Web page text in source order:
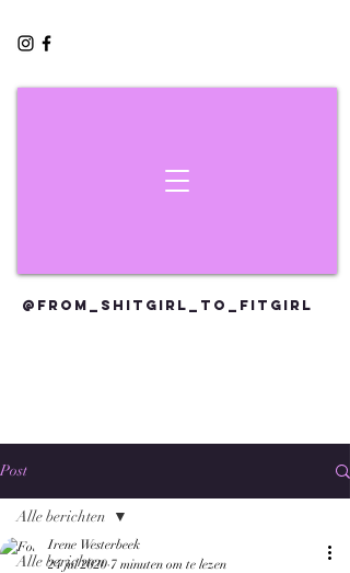
@FROM_SHITGIRL_TO_FITGIRL
Post
Alle berichten
Alle berichten
Irene Westerbeek
24 jul 2020 7 minuten om te lezen